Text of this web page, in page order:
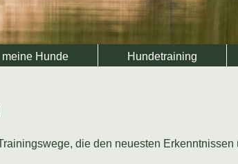
meine Hunde Hundetraining
die den neuesten